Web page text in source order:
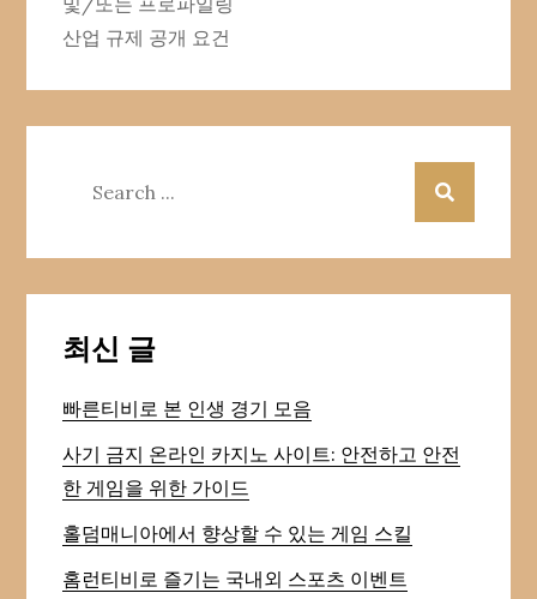
산업 규제 공개 요건
최신 글
빠른티비로 본 인생 경기 모음
사기 금지 온라인 카지노 사이트: 안전하고 안전
한 게임을 위한 가이드
홀덤매니아에서 향상할 수 있는 게임 스킬
홈런티비로 즐기는 국내외 스포츠 이벤트